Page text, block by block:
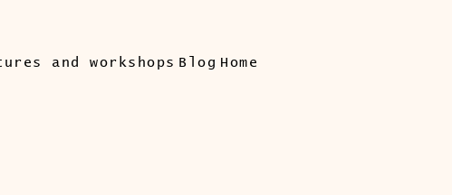
Home
Blog
and workshops